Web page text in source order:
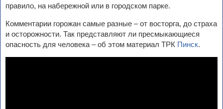
правило, на набережной или в городском парке.
Комментарии горожан самые разные – от восторга, до страха
и осторожности. Так представляют ли пресмыкающиеся
опасность для человека – об этом материал ТРК Пинск.